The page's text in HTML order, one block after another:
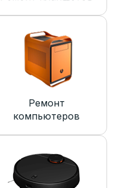
Ремонт
компьютеров